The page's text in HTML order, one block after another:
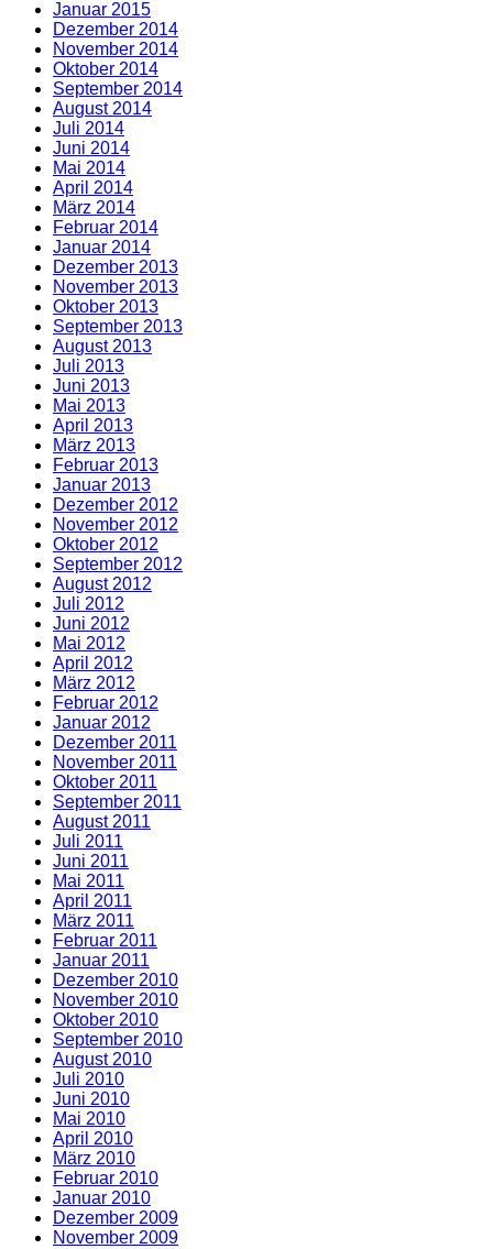
Januar 2015
Dezember 2014
November 2014
Oktober 2014
September 2014
August 2014
Juli 2014
Juni 2014
Mai 2014
April 2014
März 2014
Februar 2014
Januar 2014
Dezember 2013
November 2013
Oktober 2013
September 2013
August 2013
Juli 2013
Juni 2013
Mai 2013
April 2013
März 2013
Februar 2013
Januar 2013
Dezember 2012
November 2012
Oktober 2012
September 2012
August 2012
Juli 2012
Juni 2012
Mai 2012
April 2012
März 2012
Februar 2012
Januar 2012
Dezember 2011
November 2011
Oktober 2011
September 2011
August 2011
Juli 2011
Juni 2011
Mai 2011
April 2011
März 2011
Februar 2011
Januar 2011
Dezember 2010
November 2010
Oktober 2010
September 2010
August 2010
Juli 2010
Juni 2010
Mai 2010
April 2010
März 2010
Februar 2010
Januar 2010
Dezember 2009
November 2009